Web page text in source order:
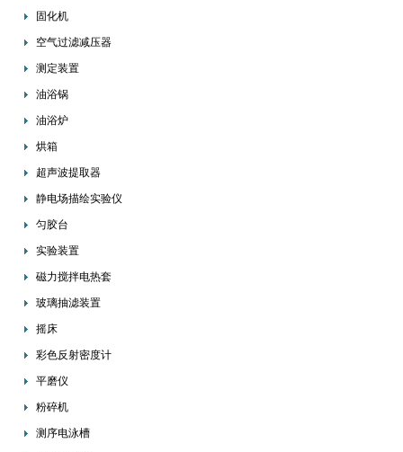
固化机
空气过滤减压器
测定装置
油浴锅
油浴炉
烘箱
超声波提取器
静电场描绘实验仪
匀胶台
实验装置
磁力搅拌电热套
玻璃抽滤装置
摇床
彩色反射密度计
平磨仪
粉碎机
测序电泳槽